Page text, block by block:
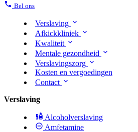
Bel ons
Verslaving
Afkickkliniek
Kwaliteit
Mentale gezondheid
Verslavingszorg
Kosten en vergoedingen
Contact
Verslaving
Alcoholverslaving
Amfetamine